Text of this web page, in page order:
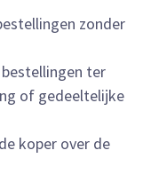
zonder
ter
of gedeeltelijke
koper over de